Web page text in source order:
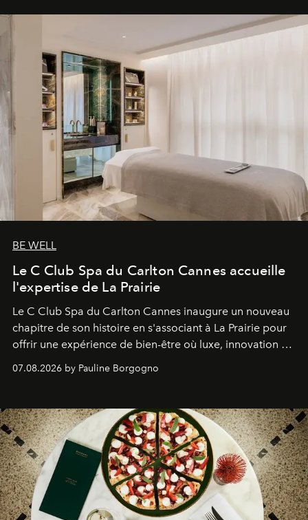
BE WELL
Le C Club Spa du Carlton Cannes accueille
l'expertise de La Prairie
Le C Club Spa du Carlton Cannes inaugure un nouveau
chapitre de son histoire en s'associant à La Prairie pour
offrir une expérience de bien-être où luxe, innovation et
expertise se rencontrent.
07.08.2026 by Pauline Borgogno